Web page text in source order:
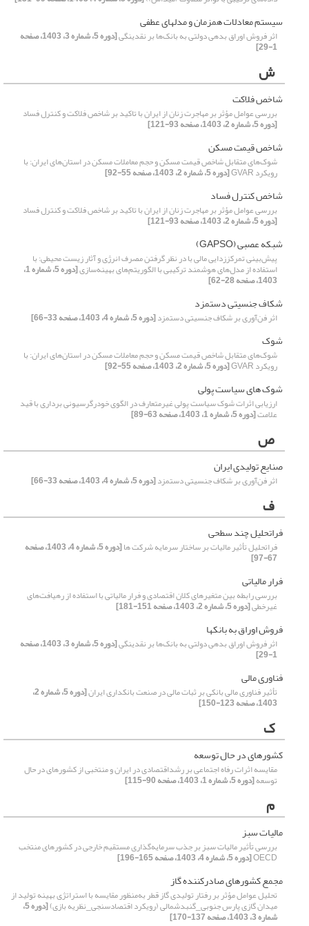
سیستم معادلات همزمان و مدلهای عطفی
اثر فروش اوراق بدهی دولتی به بانک‌ها بر نقدینگی [دوره 5، شماره 3، 1403، صفحه
1-29]
ش
شاخص فلاکت
بررسی عوامل مؤثر بر مهاجرت زنان از ایران با تاکید بر شاخص فلاکت و کنترل فساد
[دوره 5، شماره 2، 1403، صفحه 93-121]
شاخص قیمت مسکن
شوک‌های متقابل شاخص قیمت مسکن و حجم معاملات مسکن در استان‌های ایران: با
رویکرد GVAR [دوره 5، شماره 2، 1403، صفحه 55-92]
شاخص کنترل فساد
بررسی عوامل مؤثر بر مهاجرت زنان از ایران با تاکید بر شاخص فلاکت و کنترل فساد
[دوره 5، شماره 2، 1403، صفحه 93-121]
شبکه عصبی (GAPSO)
پیش‌بینی تمرکززدایی مالی با در نظر گرفتن مصرف انرژی و آثار زیست محیطی: با
استفاده از مدل‌های هوشمند ترکیبی با الگوریتم‌های بهینه‌سازی [دوره 5، شماره 1،
1403، صفحه 28-62]
شکاف جنسیتی دستمزد
اثر فن‌آوری بر شکاف جنسیتی دستمزد[دوره 5، شماره 4، 1403، صفحه 33-66]
شوک
شوک‌های متقابل شاخص قیمت مسکن و حجم معاملات مسکن در استان‌های ایران: با
رویکرد GVAR [دوره 5، شماره 2، 1403، صفحه 55-92]
شوک های سیاست پولی
ارزیابی اثرات شوک سیاست پولی غیرمتعارف در الگوی خودرگرسیونی برداری با قید
علامت[دوره 5، شماره 1، 1403، صفحه 63-89]
ص
صنایع تولیدی ایران
اثر فن‌آوری بر شکاف جنسیتی دستمزد[دوره 5، شماره 4، 1403، صفحه 33-66]
ف
فراتحلیل چند سطحی
فراتحلیل تأثیر مالیات بر ساختار سرمایه شرکت ها [دوره 5، شماره 4، 1403، صفحه
67-97]
فرار مالیاتی
بررسی رابطه بین متغیرهای کلان اقتصادی و فرار مالیاتی با استفاده از رهیافت‌های
غیر‌خطی[دوره 5، شماره 2، 1403، صفحه 151-181]
فروش اوراق به بانکها
اثر فروش اوراق بدهی دولتی به بانک‌ها بر نقدینگی [دوره 5، شماره 3، 1403، صفحه
1-29]
فناوری مالی
تأثیر فناوری مالی بانکی بر ثبات مالی در صنعت بانکداری ایران [دوره 5، شماره 2،
1403، صفحه 123-150]
ک
کشورهای در حال توسعه
مقایسه اثرات رفاه اجتماعی بر رشداقتصادی در ایران و منتخبی از کشورهای در حال
توسعه[دوره 5، شماره 1، 1403، صفحه 90-115]
م
مالیات سبز
بررسی تأثیر مالیات سبز بر جذب سرمایه‌گذاری مستقیم خارجی در کشورهای منتخب
OECD[دوره 5، شماره 4، 1403، صفحه 165-196]
مجمع کشورهای صادرکننده گاز
تحلیل عوامل مؤثر بر رفتار تولیدی گاز قطر به‌منظور مقایسه با استراتژی بهینه تولید از
میدان گازی پارس جنوبی_گنبدشمالی (رویکرد اقتصادسنجی_نظریه بازی) [دوره 5،
شماره 3، 1403، صفحه 137-170]